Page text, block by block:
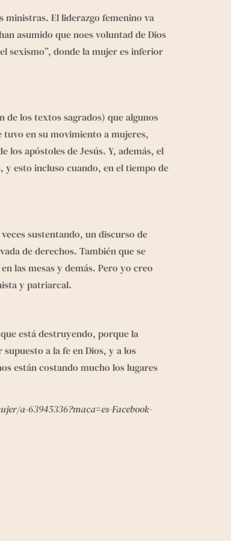
ministras. El liderazgo femenino va
asumido que noes voluntad de Dios
sexismo”, donde la mujer es inferior
los textos sagrados) que algunos
tuvo en su movimiento a mujeres,
los apóstoles de Jesús. Y, además, el
esto incluso cuando, en el tiempo de
sustentando, un discurso de
de derechos. También que se
las mesas y demás. Pero yo creo
y patriarcal.
está destruyendo, porque la
a la fe en Dios, y a los
están costando mucho los lugares
a-63945336?maca=es-Facebook-